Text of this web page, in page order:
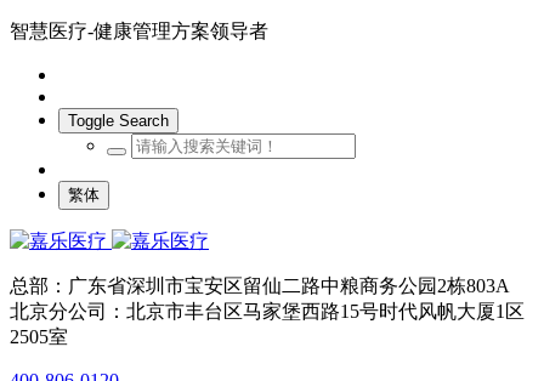
智慧医疗-健康管理方案领导者
Toggle Search
繁体
总部：广东省深圳市宝安区留仙二路中粮商务公园2栋803A
北京分公司：北京市丰台区马家堡西路15号时代风帆大厦1区
2505室